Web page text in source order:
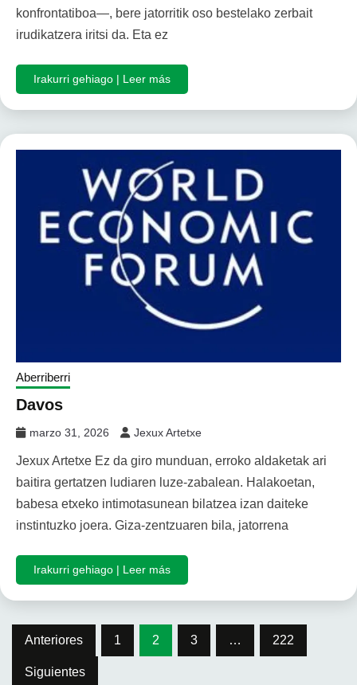
konfrontatiboa—, bere jatorritik oso bestelako zerbait
irudikatzera iritsi da. Eta ez
Irakurri gehiago | Leer más
Aberriberri
Davos
marzo 31, 2026 Jexux Artetxe
Jexux Artetxe Ez da giro munduan, erroko aldaketak ari
baitira gertatzen ludiaren luze-zabalean. Halakoetan,
babesa etxeko intimotasunean bilatzea izan daiteke
instintuzko joera. Giza-zentzuaren bila, jatorrena
Irakurri gehiago | Leer más
Paginación
de
Anteriores 1 2 3 … 222
Siguientes